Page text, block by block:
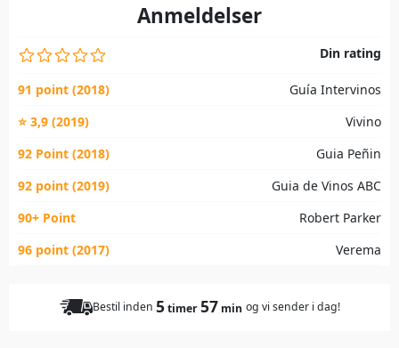
Anmeldelser
Din rating
91 point (2018)
Guía Intervinos
⭐ 3,9 (2019)
Vivino
92 Point (2018)
Guia Peñin
92 point (2019)
Guia de Vinos ABC
90+ Point
Robert Parker
96 point (2017)
Verema
Bestil inden 5timer57 min og vi sender i dag!